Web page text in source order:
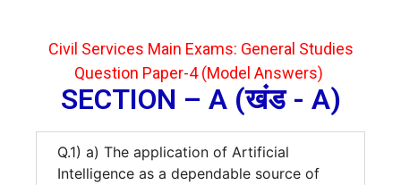
Civil Services Main Exams: General Studies
Question Paper-4 (Model Answers)
SECTION – A (खंड - A)
Q.1) a) The application of Artificial
Intelligence as a dependable source of